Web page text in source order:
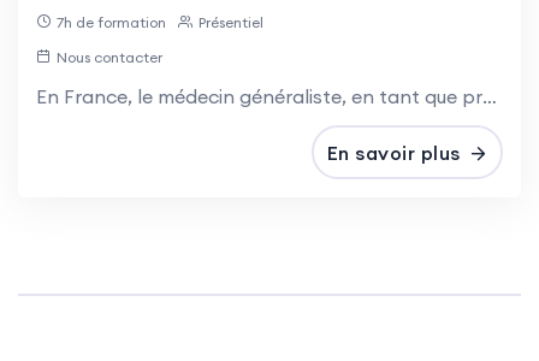
7h de formation
Présentiel
Nous contacter
En France, le médecin généraliste, en tant que professionnel de premier recours, joue un rôle clé dans la prise en charge des urgences. Il doit donc maîtriser une démarche diagnostique pertinente.
En savoir plus